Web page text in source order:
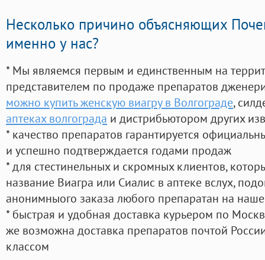
Несколько причино объясняющих
именно у нас?
* Мы являемся первым и единственным на
представителем по продаже препаратов
можно купить женскую виагру в Волгограде,
аптеках волгограда и дистрибьютором других
* качество препаратов гарантируется
и успешно подтверждается годами продаж
* для стестинельных и скромных клиентов,
название Виагра или Сиалис в аптеке вслух,
анонимныого заказа любого препаратан на
* быстрая и удобная доставка курьером по
же возможна доставка препаратов почтой
классом